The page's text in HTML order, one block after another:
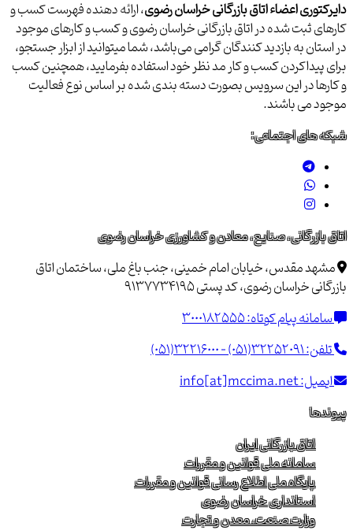
دایرکتوری اعضاء اتاق بازرگانی خراسان رضوی، ارائه دهنده فهرست کسب و
کارهای ثبت شده در اتاق بازرگانی خراسان رضوی و کسب و کارهای موجود
در استان به بازدید کنندگان گرامی می‌باشد، شما میتوانید از ابزار جستجو،
برای پیداکردن کسب و کار مد نظر خود استفاده بفرمایید، همچنین کسب
و کارها در این سرویس بصورت دسته بندی شده بر اساس نوع فعالیت
موجود می باشند.
شبکه های اجتماعی:
اتاق بازرگانی، صنایع، معادن و کشاورزی خراسان رضوی
مشهد مقدس، خیابان امام خمینی، جنب باغ ملی، ساختمان اتاق
بازرگانی خراسان رضوی، کد پستی 9137734195
سامانه پیام کوتاه:3000182555
تلفن:(051)32216000 - (051)32252091
ایمیل:info[at]mccima.net
پیوندها
اتاق بازرگانی ایران
سامانه ملی قوانین و مقررات
پایگاه ملی اطلاع رسانی قوانین و مقررات
استانداری خراسان رضوی
وزارت صنعت، معدن و تجارت